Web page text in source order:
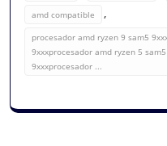
amd compatible ,
procesador amd ryzen 9 sam5
9xxxprocesador amd ryzen 5
9xxxprocesador ...